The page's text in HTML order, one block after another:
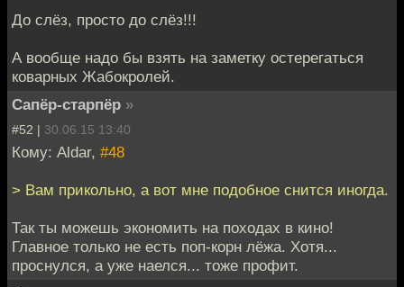
До слёз, просто до слёз!!!
А вообще надо бы взять на заметку остерегаться
коварных Жабокролей.
Сапёр-старпёр »
#52 | 30.06.15 13:40
Кому: Aldar, #48
> Вам прикольно, а вот мне подобное снится иногда.
Так ты можешь экономить на походах в кино!
Главное только не есть поп-корн лёжа. Хотя...
проснулся, а уже наелся... тоже профит.